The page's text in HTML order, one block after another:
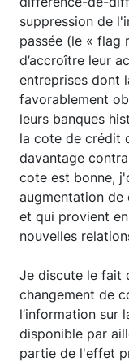
suppression de
passée (le « flag
d’accroître leur
entreprises dont
favorablement
leurs banques
la cote de crédit
davantage
cote est bonne,
augmentation
et qui provient
nouvelles
Je discute le fait
changement de
l’information sur
disponible par
partie de l'effet